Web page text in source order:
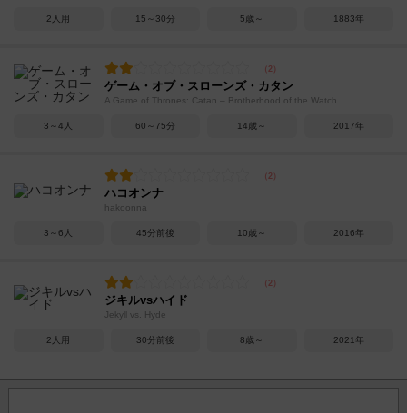
2人用 15～30分 5歳～ 1883年
ゲーム・オブ・スローンズ・カタン
A Game of Thrones: Catan – Brotherhood of the Watch
3～4人 60～75分 14歳～ 2017年
ハコオンナ
hakoonna
3～6人 45分前後 10歳～ 2016年
ジキルvsハイド
Jekyll vs. Hyde
2人用 30分前後 8歳～ 2021年